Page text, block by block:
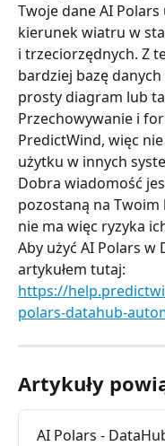
Twoje dane AI
kierunek wiatru w
i trzeciorzędnych. Z
bardziej bazę
prosty diagram lub
Przechowywanie i
PredictWind, więc
użytku w innych
Dobra wiadomość
pozostaną na Twoim
nie ma więc ryzyka
Aby użyć AI Polars w
artykułem tutaj:
https://
polars-datahub-
Artykuły
AI Polars -